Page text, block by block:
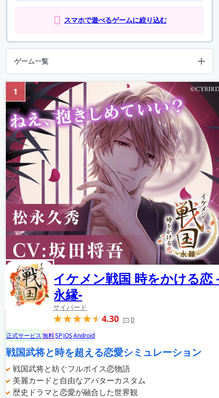
スマホで遊べるゲームに絞り込む
ゲーム一覧
イケメン戦国 時をかける恋
永縁-
サイバード
4.30 0
1
正式サービス無料SPiOSAndroid
戦国武将と時を超える恋愛シミュレーション
戦国武将と紡ぐフルボイス恋物語
美麗カードと自由なアバターカスタム
歴史ドラマと恋愛が融合した世界観